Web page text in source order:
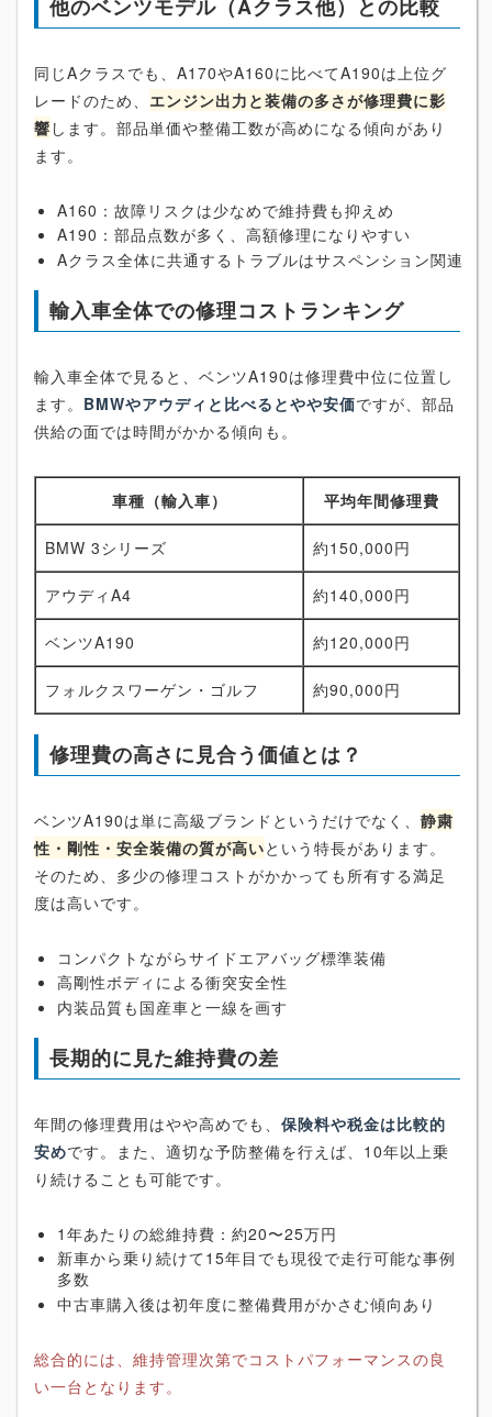
他のベンツモデル（Aクラス他）との比較
同じAクラスでも、A170やA160に比べてA190は上位グ
レードのため、 エンジン出力と装備の多さが修理費に影
響 します。部品単価や整備工数が高めになる傾向があり
ます。
A160：故障リスクは少なめで維持費も抑えめ
A190：部品点数が多く、高額修理になりやすい
Aクラス全体に共通するトラブルはサスペンション関連
輸入車全体での修理コストランキング
輸入車全体で見ると、ベンツA190は修理費中位に位置し
ます。 BMWやアウディと比べるとやや安価ですが、部品
供給の面では時間がかかる傾向も。
車種（輸入車） 平均年間修理費
BMW 3シリーズ 約150,000円
アウディA4 約140,000円
ベンツA190 約120,000円
フォルクスワーゲン・ゴルフ 約90,000円
修理費の高さに見合う価値とは？
ベンツA190は単に高級ブランドというだけでなく、 静粛
性・剛性・安全装備の質が高いという特長があります。
そのため、多少の修理コストがかかっても所有する満足
度は高いです。
コンパクトながらサイドエアバッグ標準装備
高剛性ボディによる衝突安全性
内装品質も国産車と一線を画す
長期的に見た維持費の差
年間の修理費用はやや高めでも、 保険料や税金は比較的
安めです。また、適切な予防整備を行えば、10年以上乗
り続けることも可能です。
1年あたりの総維持費：約20〜25万円
新車から乗り続けて15年目でも現役で走行可能な事例
多数
中古車購入後は初年度に整備費用がかさむ傾向あり
総合的には、維持管理次第でコストパフォーマンスの良
い一台となります。